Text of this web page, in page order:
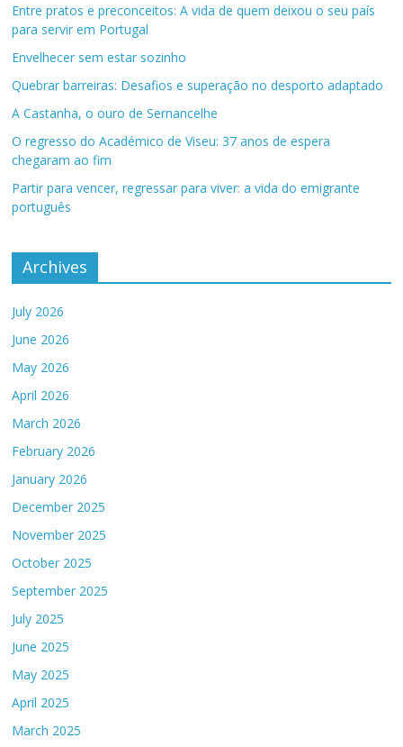
Entre pratos e preconceitos: A vida de quem deixou o seu país
para servir em Portugal
Envelhecer sem estar sozinho
Quebrar barreiras: Desafios e superação no desporto adaptado
A Castanha, o ouro de Sernancelhe
O regresso do Académico de Viseu: 37 anos de espera
chegaram ao fim
Partir para vencer, regressar para viver: a vida do emigrante
português
Archives
July 2026
June 2026
May 2026
April 2026
March 2026
February 2026
January 2026
December 2025
November 2025
October 2025
September 2025
July 2025
June 2025
May 2025
April 2025
March 2025